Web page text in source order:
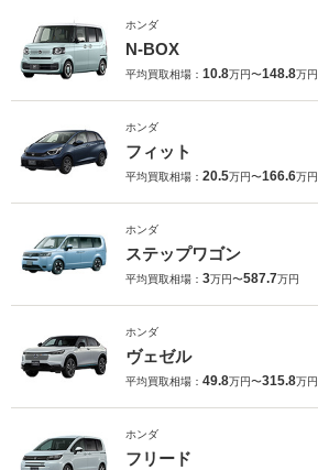
ホンダ
N-BOX
平均買取相場： 10.8万円〜148.8万円
ホンダ
フィット
平均買取相場： 20.5万円〜166.6万円
ホンダ
ステップワゴン
平均買取相場： 3万円〜587.7万円
ホンダ
ヴェゼル
平均買取相場： 49.8万円〜315.8万円
ホンダ
フリード